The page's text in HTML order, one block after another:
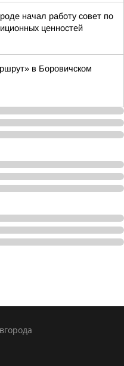
начал работу совет по
ценностей
в Боровичском